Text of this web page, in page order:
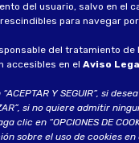
del usuario, salvo en el
para navegar
del tratamiento de
accesibles en el Aviso
Y SEGUIR”, si
si no quiere admitir
clic en “OPCIONES DE
sobre el uso de cookies